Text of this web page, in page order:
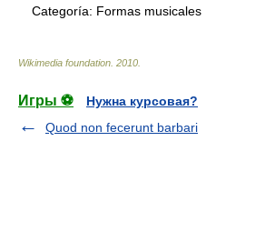
Categoría: Formas musicales
Wikimedia foundation 2010
Игры ⚽
Нужна курсовая?
Quod non fecerunt barbari